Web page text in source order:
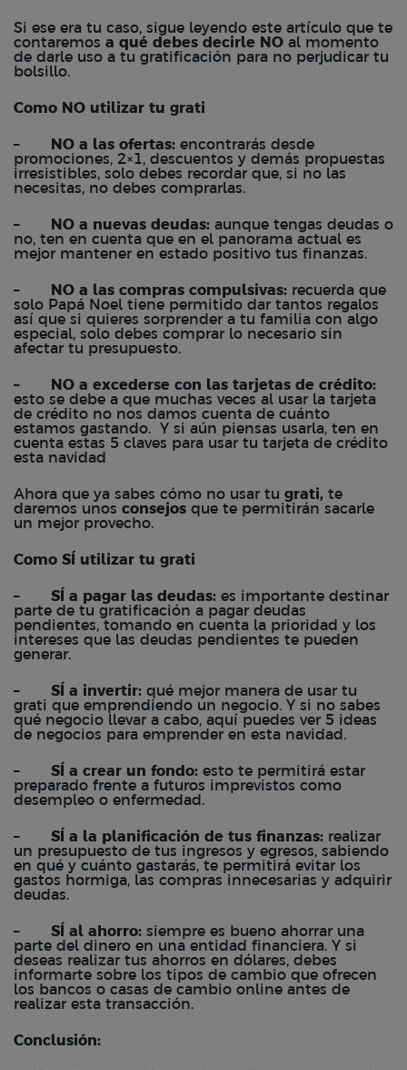
Si ese era tu caso, sigue leyendo este artículo que te
contaremos a qué debes decirle NO al momento
de darle uso a tu gratificación para no perjudicar tu
bolsillo.
Como NO utilizar tu grati
– NO a las ofertas: encontrarás desde
promociones, 2×1, descuentos y demás propuestas
irresistibles, solo debes recordar que, si no las
necesitas, no debes comprarlas.
– NO a nuevas deudas: aunque tengas deudas o
no, ten en cuenta que en el panorama actual es
mejor mantener en estado positivo tus finanzas.
– NO a las compras compulsivas: recuerda que
solo Papá Noel tiene permitido dar tantos regalos
así que si quieres sorprender a tu familia con algo
especial, solo debes comprar lo necesario sin
afectar tu presupuesto.
–
NO a excederse con las tarjetas de crédito:
esto se debe a que muchas veces al usar la tarjeta
de crédito no nos damos cuenta de cuánto
estamos gastando.
Y si aún piensas usarla, ten en
cuenta estas 5 claves para usar tu tarjeta de crédito
esta navidad
Ahora que ya sabes cómo no usar tu grati, te
daremos unos consejos que te permitirán sacarle
un mejor provecho.
Como SÍ utilizar tu grati
– SÍ a pagar las deudas: es importante destinar
parte de tu gratificación a pagar deudas
pendientes, tomando en cuenta la prioridad y los
intereses que las deudas pendientes te pueden
generar.
– SÍ a invertir: qué mejor manera de usar tu
grati que emprendiendo un negocio. Y si no sabes
qué negocio llevar a cabo, aquí puedes ver 5 ideas
de negocios para emprender en esta navidad.
– SÍ a crear un fondo: esto te permitirá estar
preparado frente a futuros imprevistos como
desempleo o enfermedad.
– SÍ a la planificación de tus finanzas: realizar
un presupuesto de tus ingresos y egresos, sabiendo
en qué y cuánto gastarás, te permitirá evitar los
gastos hormiga, las compras innecesarias y adquirir
deudas.
– SÍ al ahorro: siempre es bueno ahorrar una
parte del dinero en una entidad financiera. Y si
deseas realizar tus ahorros en dólares, debes
informarte sobre los tipos de cambio que ofrecen
los bancos o casas de cambio online antes de
realizar esta transacción.
Conclusión: